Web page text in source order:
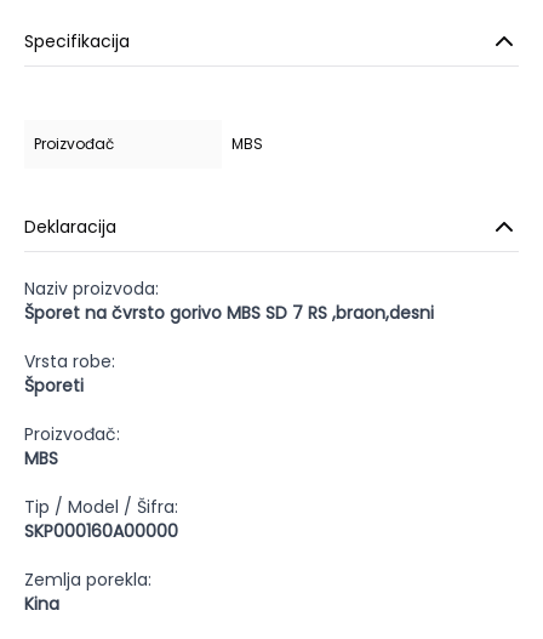
Specifikacija
Proizvođač MBS
Deklaracija
Naziv proizvoda:
Šporet na čvrsto gorivo MBS SD 7 RS ,braon,desni
Vrsta robe:
Šporeti
Proizvođač:
MBS
Tip / Model / Šifra:
SKP000160A00000
Zemlja porekla:
Kina